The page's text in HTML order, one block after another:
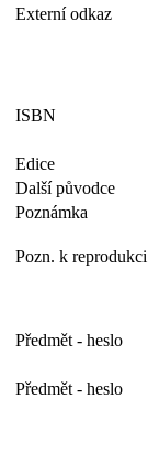
Externí odkaz
ISBN
Edice
Další původce
Poznámka
Pozn. k reprodukci
Předmět - heslo
Předmět - heslo